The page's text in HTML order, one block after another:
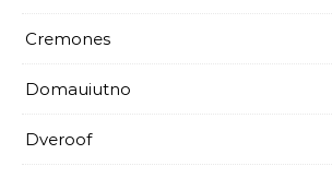
Cremones
Domauiutno
Dveroof